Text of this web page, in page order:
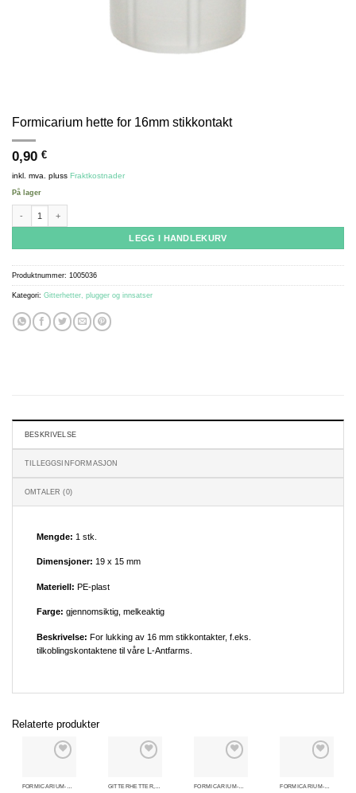
Formicarium hette for 16mm stikkontakt
0,90 €
inkl. mva. pluss Fraktkostnader
På lager
LEGG I HANDLEKURV
Produktnummer: 1005036
Kategori: Gitterhetter, plugger og innsatser
BESKRIVELSE
TILLEGGSINFORMASJON
OMTALER (0)
Mengde: 1 stk.
Dimensjoner: 19 x 15 mm
Materiell: PE-plast
Farge: gjennomsiktig, melkeaktig
Beskrivelse: For lukking av 16 mm stikkontakter, f.eks.
tilkoblingskontaktene til våre L-Antfarms.
Relaterte produkter